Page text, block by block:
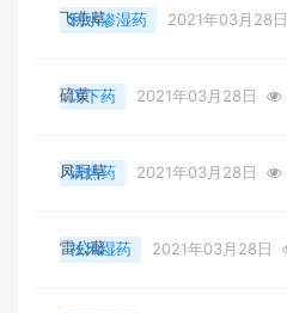
飞燕草
利水渗湿药 2021年03月28日
硫黄
泻下药 2021年03月28日
凤冠草
清热药 2021年03月28日
雷公藤
祛风湿药 2021年03月28日